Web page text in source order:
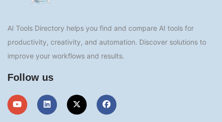
AI Tools Directory helps you find and compare AI tools for
productivity, creativity, and automation. Discover solutions to
improve your workflows and results.
Follow us